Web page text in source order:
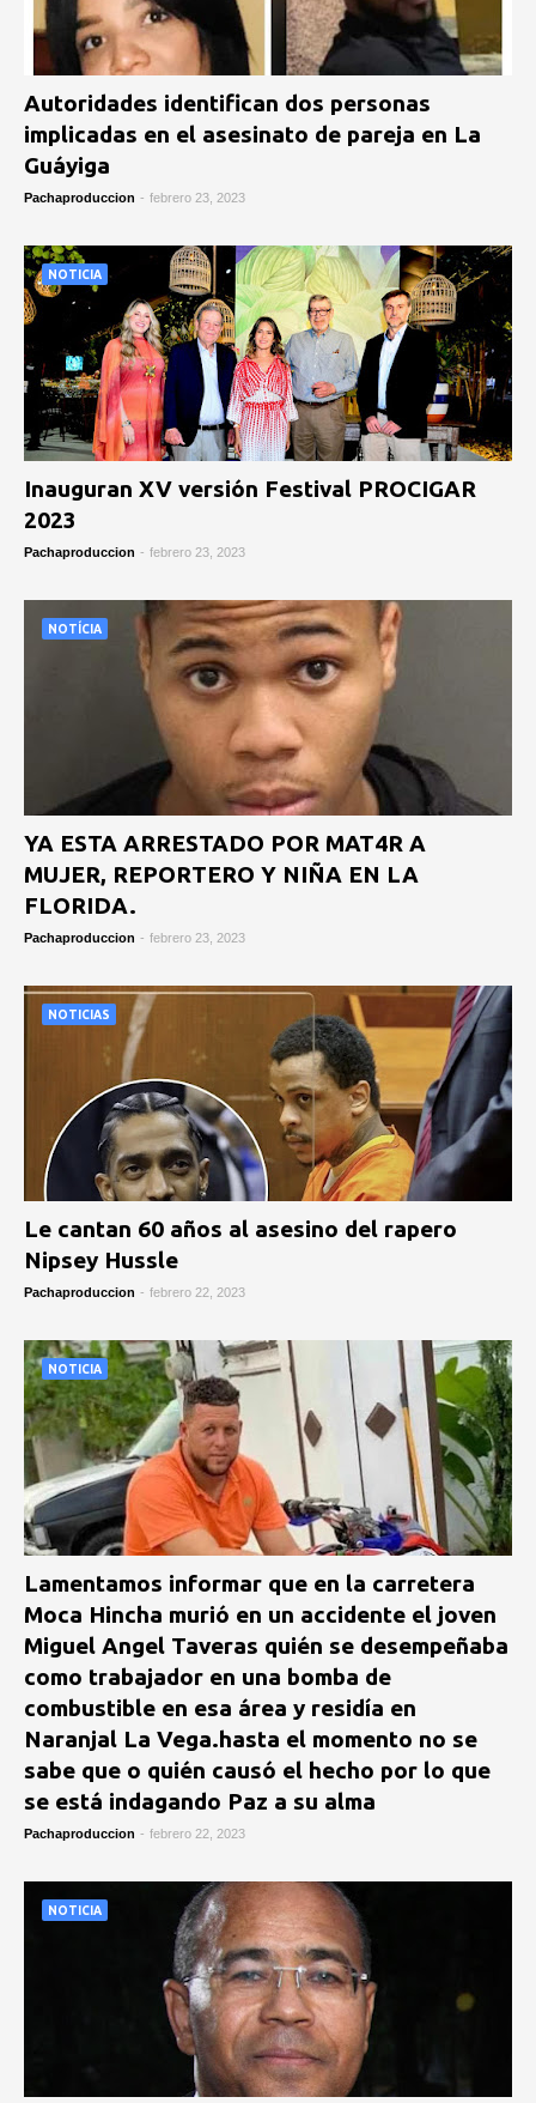
Autoridades identifican dos personas
implicadas en el asesinato de pareja en La
Guáyiga
Pachaproduccion - febrero 23, 2023
NOTICIA
Inauguran XV versión Festival PROCIGAR
2023
Pachaproduccion - febrero 23, 2023
NOTÍCIA
YA ESTA ARRESTADO POR MAT4R A
MUJER, REPORTERO Y NIÑA EN LA
FLORIDA.
Pachaproduccion - febrero 23, 2023
NOTICIAS
Le cantan 60 años al asesino del rapero
Nipsey Hussle
Pachaproduccion - febrero 22, 2023
NOTICIA
Lamentamos informar que en la carretera
Moca Hincha murió en un accidente el joven
Miguel Angel Taveras quién se desempeñaba
como trabajador en una bomba de
combustible en esa área y residía en
Naranjal La Vega.hasta el momento no se
sabe que o quién causó el hecho por lo que
se está indagando Paz a su alma
Pachaproduccion - febrero 22, 2023
NOTICIA